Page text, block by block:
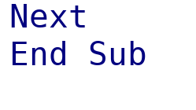
Next
End Sub